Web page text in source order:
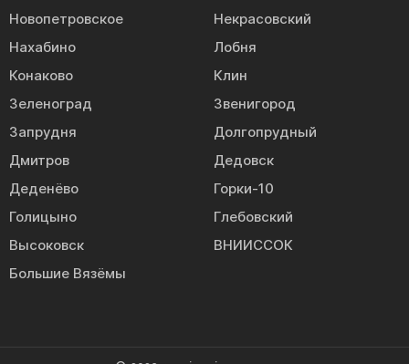
Новопетровское
Некрасовский
Нахабино
Лобня
Конаково
Клин
Зеленоград
Звенигород
Запрудня
Долгопрудный
Дмитров
Дедовск
Деденёво
Горки-10
Голицыно
Глебовский
Высоковск
ВНИИССОК
Большие Вязёмы